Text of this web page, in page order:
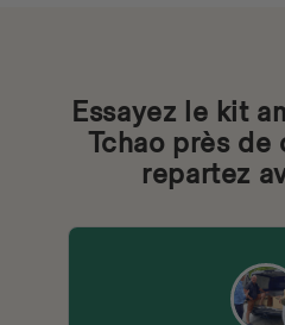
Essayez le kit
Tchao près de
repartez